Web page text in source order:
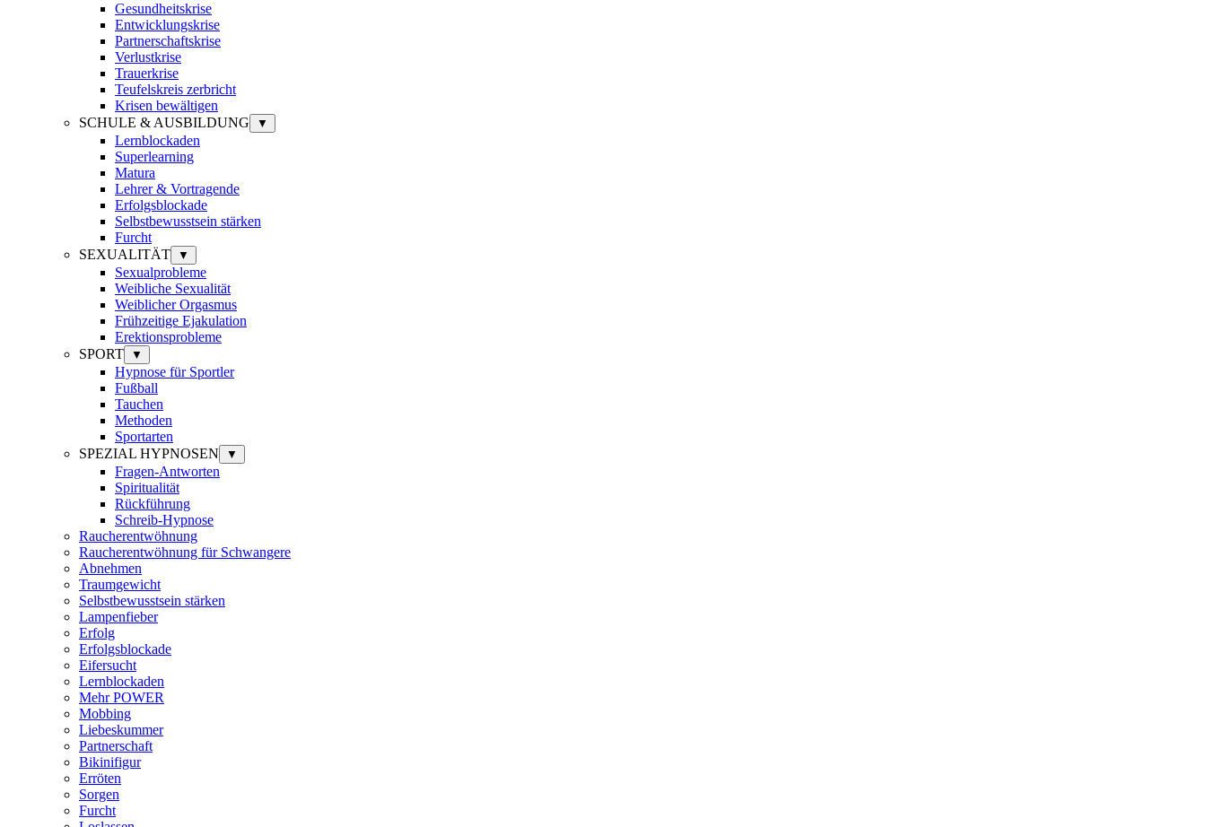
Gesundheitskrise
Entwicklungskrise
Partnerschaftskrise
Verlustkrise
Trauerkrise
Teufelskreis zerbricht
Krisen bewältigen
SCHULE & AUSBILDUNG
▼
Lernblockaden
Superlearning
Matura
Lehrer & Vortragende
Erfolgsblockade
Selbstbewusstsein stärken
Furcht
SEXUALITÄT
▼
Sexualprobleme
Weibliche Sexualität
Weiblicher Orgasmus
Frühzeitige Ejakulation
Erektionsprobleme
SPORT
▼
Hypnose für Sportler
Fußball
Tauchen
Methoden
Sportarten
SPEZIAL HYPNOSEN
▼
Fragen-Antworten
Spiritualität
Rückführung
Schreib-Hypnose
Raucherentwöhnung
Raucherentwöhnung für Schwangere
Abnehmen
Traumgewicht
Selbstbewusstsein stärken
Lampenfieber
Erfolg
Erfolgsblockade
Eifersucht
Lernblockaden
Mehr POWER
Mobbing
Liebeskummer
Partnerschaft
Bikinifigur
Erröten
Sorgen
Furcht